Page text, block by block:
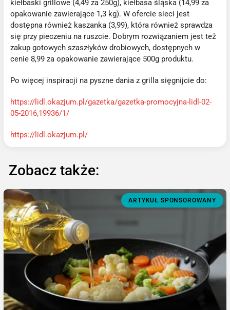
kiełbaski grillowe (4,49 za 250g), kiełbasa śląska (14,99 za
opakowanie zawierające 1,3 kg). W ofercie sieci jest
dostępna również kaszanka (3,99), która również sprawdza
się przy pieczeniu na ruszcie. Dobrym rozwiązaniem jest też
zakup gotowych szaszłyków drobiowych, dostępnych w
cenie 8,99 za opakowanie zawierające 500g produktu.
Po więcej inspiracji na pyszne dania z grilla sięgnijcie do:
https://lidl.okazjum.pl/gazetka/gazetka-promocyjna-lidl-02-
05-2016,19936/1/
https://lidl.okazjum.pl/
Zobacz także:
ARTYKUŁ SPONSOROWANY